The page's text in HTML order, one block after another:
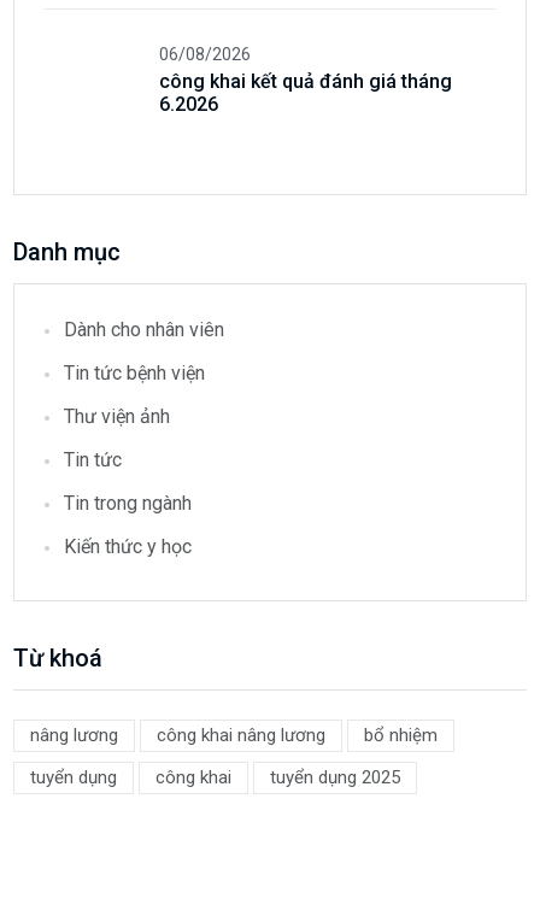
06/08/2026
công khai kết quả đánh giá tháng
6.2026
Danh mục
Dành cho nhân viên
Tin tức bệnh viện
Thư viện ảnh
Tin tức
Tin trong ngành
Kiến thức y học
Từ khoá
nâng lương công khai nâng lương
bổ nhiệm
tuyển dụng
công khai tuyển dụng 2025